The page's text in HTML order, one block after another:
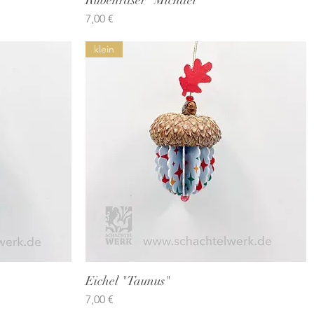
Preis
7,00 €
Schnellansicht
klein
Eichel "Taunus"
Preis
7,00 €